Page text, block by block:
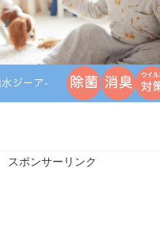
スポンサーリンク